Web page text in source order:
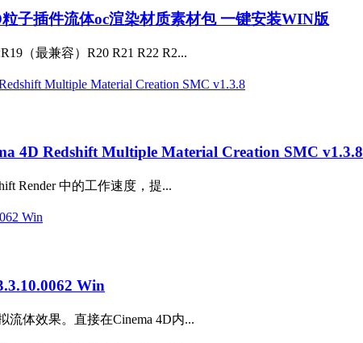
子插件流体oc渲染材质素材包 一键安装WIN版
（最兼容）R20 R21 R22 R2...
4D Redshift Multiple Material Creation SMC v1.3.8
Render 中的工作速度，提...
Win
流体效果。直接在Cinema 4D内...